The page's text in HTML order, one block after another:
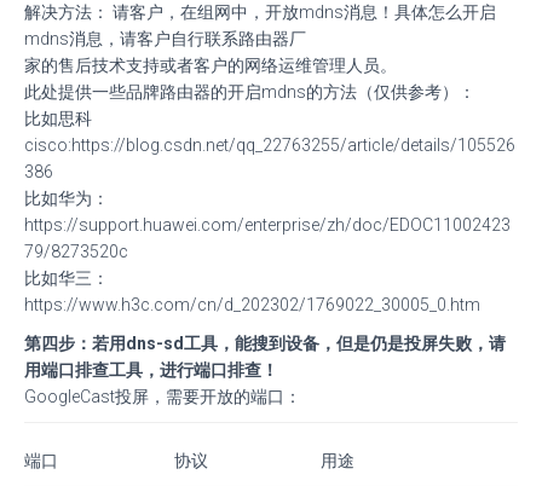
解决方法： 请客户，在组网中，开放mdns消息！具体怎么开启
mdns消息，请客户自行联系路由器厂
家的售后技术支持或者客户的网络运维管理人员。
此处提供一些品牌路由器的开启mdns的方法（仅供参考）：
比如思科
cisco:https://blog.csdn.net/qq_22763255/article/details/105526
386
比如华为：
https://support.huawei.com/enterprise/zh/doc/EDOC11002423
79/8273520c
比如华三：
https://www.h3c.com/cn/d_202302/1769022_30005_0.htm
第四步：若用dns-sd工具，能搜到设备，但是仍是投屏失败，请
用端口排查工具，进行端口排查！
GoogleCast投屏，需要开放的端口：
端口 协议 用途